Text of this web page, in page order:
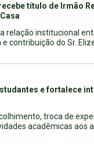
título de Irmão
relação institucional
contribuição do Sr.
e fortalece
troca de
acadêmicas aos